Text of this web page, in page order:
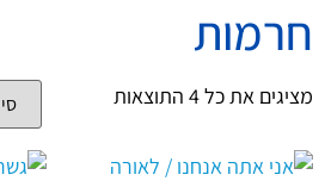
חרמות
מציגים את כל ⁦4⁩ התוצאות